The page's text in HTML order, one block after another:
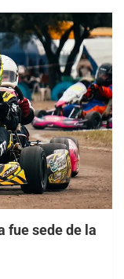
fue sede de la